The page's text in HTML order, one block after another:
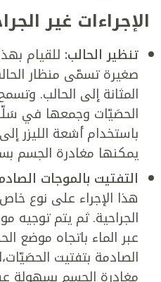
الإجراءات غير
تنظير الحالب: للقيام
صغيرة تسمّى منظار
المثانة إلى الحالب.
الحصَيّات وجمعها في
باستخدام أشعة الليزر
يمكنها مغادرة الجسم
التفتيت بالموجات
هذا الإجراء على نوع
الجراحية. ثم يتم توجيه
عبر الماء باتجاه موضع
الصادمة بتفتيت
مغادرة الجسم بسهولة